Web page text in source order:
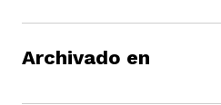
Archivado en